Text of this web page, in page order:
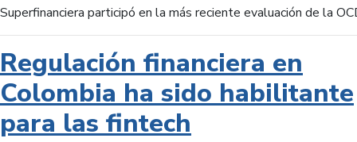
Superfinanciera participó en la más reciente evaluación de la
Regulación financiera en
Colombia ha sido habilitante
para las fintech